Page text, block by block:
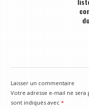
Laisser un commentaire
Votre adresse e-mail ne sera
sont indiqués avec*